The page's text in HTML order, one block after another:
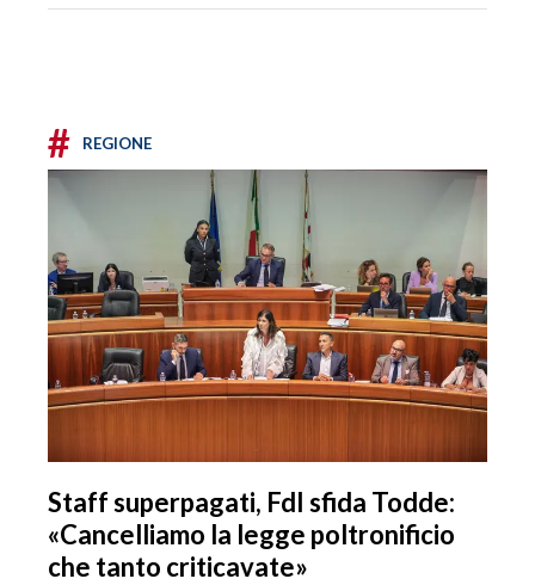
# REGIONE
Staff superpagati, FdI sfida Todde:
«Cancelliamo la legge poltronificio
che tanto criticavate»